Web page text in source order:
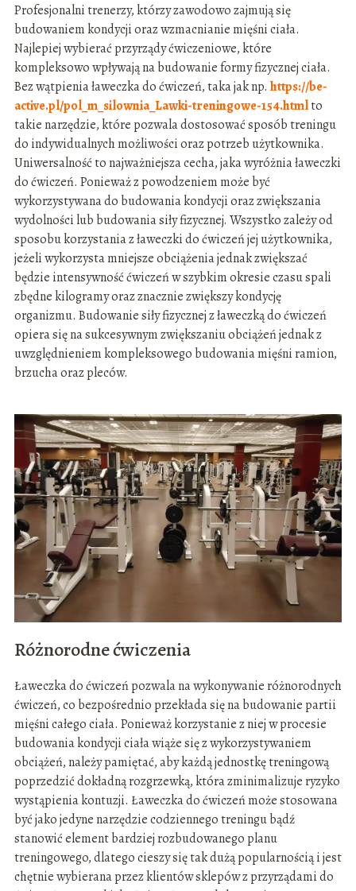
Profesjonalni trenerzy, którzy zawodowo zajmują się
budowaniem kondycji oraz wzmacnianie mięśni ciała.
Najlepiej wybierać przyrządy ćwiczeniowe, które
kompleksowo wpływają na budowanie formy fizycznej ciała.
Bez wątpienia ławeczka do ćwiczeń, taka jak np. https://be-
active.pl/pol_m_silownia_Lawki-treningowe-154.htmlto
takie narzędzie, które pozwala dostosować sposób treningu
do indywidualnych możliwości oraz potrzeb użytkownika.
Uniwersalność to najważniejsza cecha, jaka wyróżnia ławeczki
do ćwiczeń. Ponieważ z powodzeniem może być
wykorzystywana do budowania kondycji oraz zwiększania
wydolności lub budowania siły fizycznej. Wszystko zależy od
sposobu korzystania z ławeczki do ćwiczeń jej użytkownika,
jeżeli wykorzysta mniejsze obciążenia jednak zwiększać
będzie intensywność ćwiczeń w szybkim okresie czasu spali
zbędne kilogramy oraz znacznie zwiększy kondycję
organizmu. Budowanie siły fizycznej z ławeczką do ćwiczeń
opiera się na sukcesywnym zwiększaniu obciążeń jednak z
uwzględnieniem kompleksowego budowania mięśni ramion,
brzucha oraz pleców.
Różnorodne ćwiczenia
Ławeczka do ćwiczeń pozwala na wykonywanie różnorodnych
ćwiczeń, co bezpośrednio przekłada się na budowanie partii
mięśni całego ciała. Ponieważ korzystanie z niej w procesie
budowania kondycji ciała wiąże się z wykorzystywaniem
obciążeń, należy pamiętać, aby każdą jednostkę treningową
poprzedzić dokładną rozgrzewką, która zminimalizuje ryzyko
wystąpienia kontuzji. Ławeczka do ćwiczeń może stosowana
być jako jedyne narzędzie codziennego treningu bądź
stanowić element bardziej rozbudowanego planu
treningowego, dlatego cieszy się tak dużą popularnością i jest
chętnie wybierana przez klientów sklepów z przyrządami do